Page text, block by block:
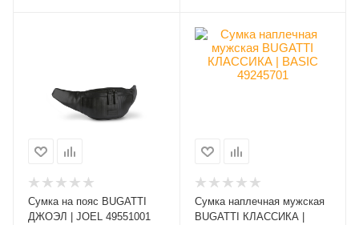
Сумка на пояс BUGATTI
ДЖОЭЛ | JOEL 49551001
Сумка наплечная мужская
BUGATTI КЛАССИКА |